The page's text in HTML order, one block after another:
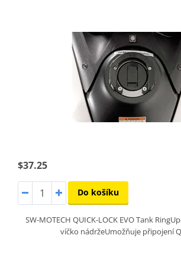
$37.25
Do košíku
SW-MOTECH QUICK-LOCK EVO Tank
víčko nádržeUmožňuje připojení